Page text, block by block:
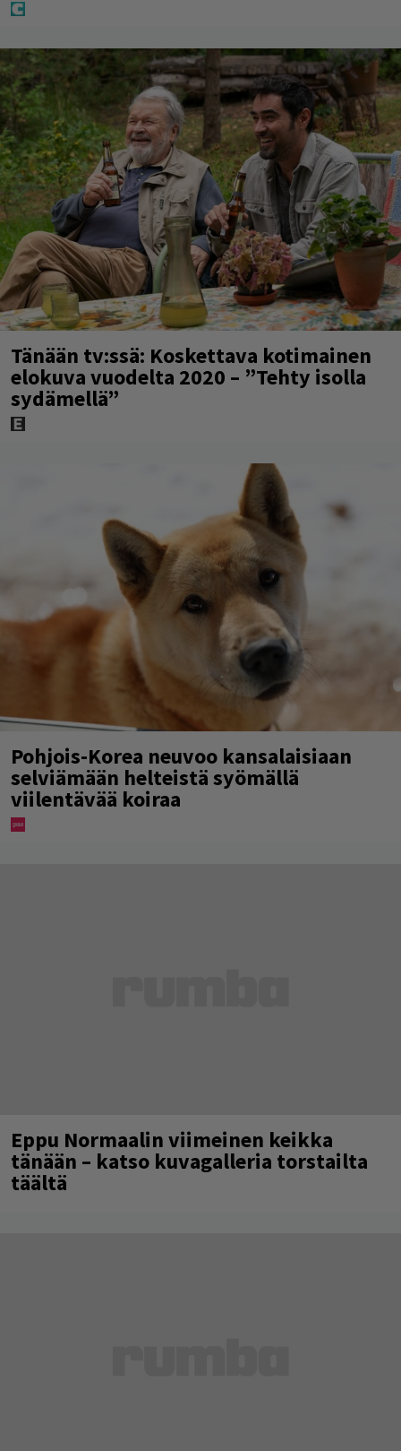
Tänään tv:ssä: Koskettava kotimainen
elokuva vuodelta 2020 – ”Tehty isolla
sydämellä”
Pohjois-Korea neuvoo kansalaisiaan
selviämään helteistä syömällä
viilentävää koiraa
Eppu Normaalin viimeinen keikka
tänään – katso kuvagalleria torstailta
täältä